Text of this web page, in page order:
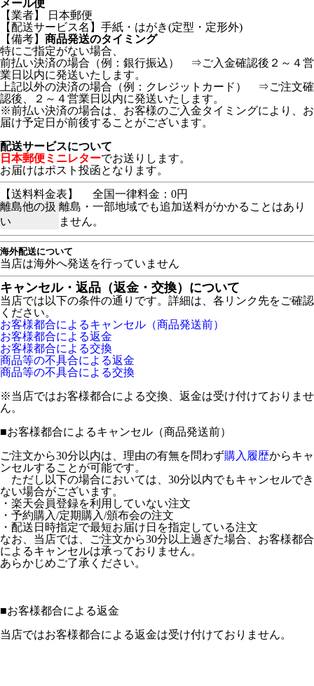
メール便
【業者】 日本郵便
【配送サービス名】手紙・はがき(定型・定形外)
【備考】 商品発送のタイミング
特にご指定がない場合、
前払い決済の場合（例：銀行振込） ⇒ご入金確認後２～４営
業日以内に発送いたします。
上記以外の決済の場合（例：クレジットカード） ⇒ご注文確
認後、２～４営業日以内に発送いたします。
※前払い決済の場合は、お客様のご入金タイミングにより、お
届け予定日が前後することがございます。
配送サービスについて
日本郵便ミニレターでお送りします。
お届けはポスト投函となります。
【送料料金表】
全国一律料金：0円
離島他の扱
い
離島・一部地域でも追加送料がかかることはあり
ません。
海外配送について
当店は海外へ発送を行っていません
キャンセル・返品（返金・交換）について
当店では以下の条件の通りです。詳細は、各リンク先をご確認
ください。
お客様都合によるキャンセル（商品発送前）
お客様都合による返金
お客様都合による交換
商品等の不具合による返金
商品等の不具合による交換
※当店ではお客様都合による交換、返金は受け付けておりませ
ん。
■お客様都合によるキャンセル（商品発送前）
ご注文から30分以内は、理由の有無を問わず購入履歴からキャ
ンセルすることが可能です。
ただし以下の場合においては、30分以内でもキャンセルでき
ない場合がございます。
・楽天会員登録を利用していない注文
・予約購入/定期購入/頒布会の注文
・配送日時指定で最短お届け日を指定している注文
なお、当店では、ご注文から30分以上過ぎた場合、お客様都合
によるキャンセルは承っておりません。
あらかじめご了承ください。
■お客様都合による返金
当店ではお客様都合による返金は受け付けておりません。